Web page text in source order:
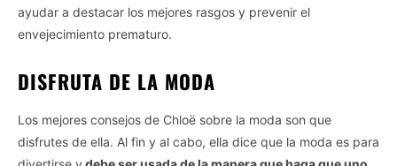
ayudar a destacar los mejores rasgos y prevenir el
envejecimiento prematuro.
DISFRUTA DE LA MODA
Los mejores consejos de Chloë sobre la moda son que
disfrutes de ella. Al fin y al cabo, ella dice que la moda es para